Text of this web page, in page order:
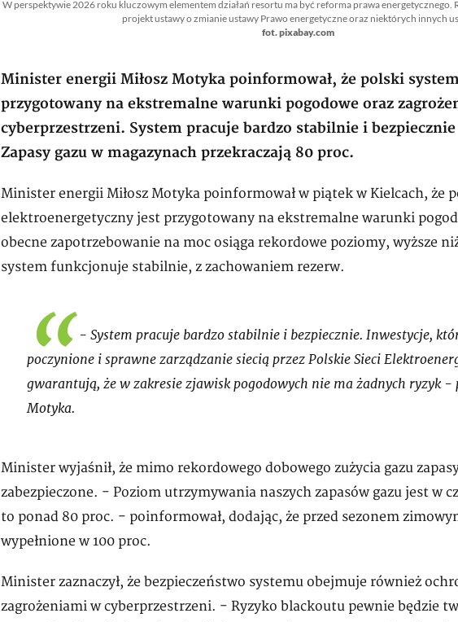
W perspektywie 2026 roku kluczowym elementem działań resortu ma być reforma prawa energetycznego.
projekt ustawy o zmianie ustawy Prawo energetyczne oraz niektórych innych
fot. pixabay.com
Minister energii Miłosz Motyka poinformował, że polski
przygotowany na ekstremalne warunki pogodowe oraz
cyberprzestrzeni. System pracuje bardzo stabilnie i
Zapasy gazu w magazynach przekraczają 80 proc.
Minister energii Miłosz Motyka poinformował w piątek w Kielcach, że
elektroenergetyczny jest przygotowany na ekstremalne warunki
obecne zapotrzebowanie na moc osiąga rekordowe poziomy, wyższe
system funkcjonuje stabilnie, z zachowaniem rezerw.
- System pracuje bardzo stabilnie i bezpiecznie. Inwestycje,
poczynione i sprawne zarządzanie siecią przez Polskie Sieci
gwarantują, że w zakresie zjawisk pogodowych nie ma żadnych ryzyk -
Motyka.
Minister wyjaśnił, że mimo rekordowego dobowego zużycia gazu
zabezpieczone. - Poziom utrzymywania naszych zapasów gazu jest w
to ponad 80 proc. - poinformował, dodając, że przed sezonem
wypełnione w 100 proc.
Minister zaznaczył, że bezpieczeństwo systemu obejmuje również
zagrożeniami w cyberprzestrzeni. - Ryzyko blackoutu pewnie będzie